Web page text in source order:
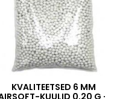
KVALITEETSED 6 MM
KUULID 0,20 G –